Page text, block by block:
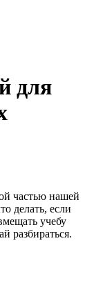
для
частью нашей
делать, если
учебу
разбираться.